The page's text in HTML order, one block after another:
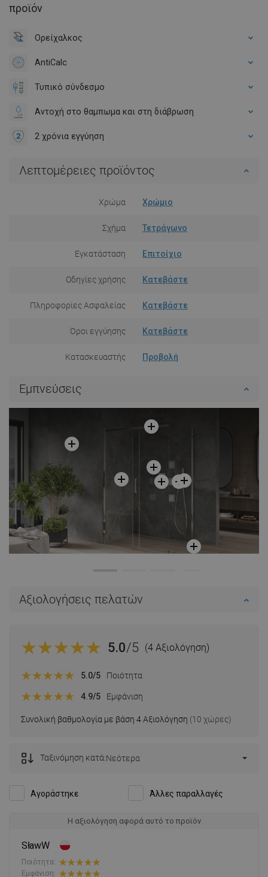
προϊόν
Ορείχαλκος
AntiCalc
Τυπικό σύνδεσμο
Αντοχή στο θαμπωμα και στη διάβρωση
2 χρόνια εγγύηση
Λεπτομέρειες προϊόντος
Χρώμα Χρώμιο
Σχήμα Τετράγωνο
Εγκατάσταση Επιτοίχιο
Οδηγίες χρήσης Κατεβάστε
Πληροφορίες Ασφαλείας Κατεβάστε
Όροι εγγύησης Κατεβάστε
Κατασκευαστής Προβολή
Εμπνεύσεις
Αξιολογήσεις πελατών
5.0/5 (4 Αξιολόγηση)
Συνολική βαθμολογία με βάση 4 Αξιολόγηση (10 χώρες)
5.0/5 Ποιότητα
4.9/5 Εμφάνιση
Αγοράστηκε Άλλες παραλλαγές
Ταξινόμηση κατά:Νεότερα
Η αξιολόγηση αφορά αυτό το προϊόν
SławW
Ποιότητα:
Εμφάνιση: